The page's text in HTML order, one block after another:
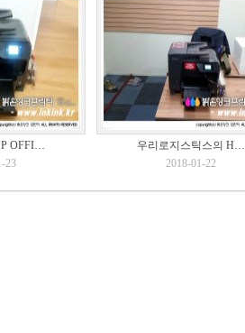
OFFI…
23
우리로지스틱스의 H…
2018-01-22